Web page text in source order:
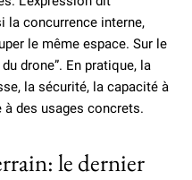
la concurrence interne,
le même espace. Sur le
drone”. En pratique, la
la sécurité, la capacité à
à des usages concrets.
le dernier